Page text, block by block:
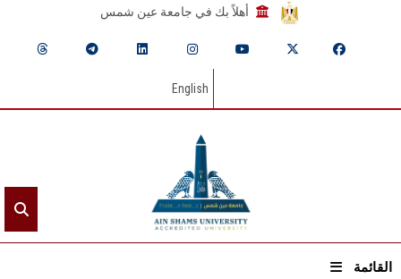
أهلاً بك في جامعة عين شمس
English
القائمة